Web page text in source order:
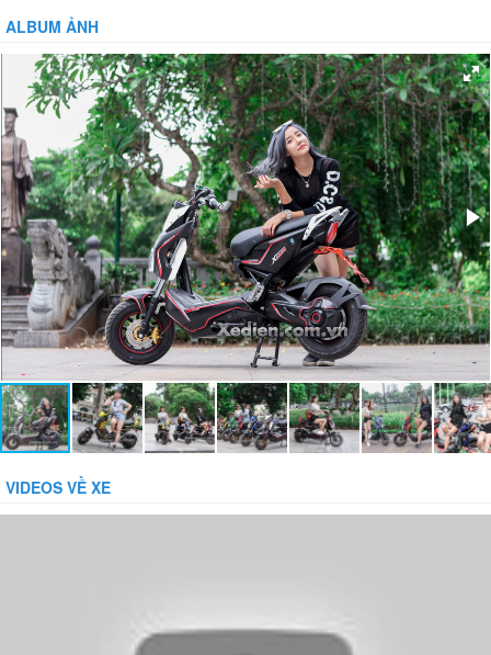
Hệ thống phanh:
Giảm xóc:Có
Bánh xe: Không săm công nghệ mới
Bảo vệ dòng:14 + / -2.0A
Bảo vệ tụt áp:42 + / - 1.0V
Phụ kiện đi kèm:Gương, sạc, khóa báo động chống trộm
ALBUM ẢNH
VIDEOS VỀ XE